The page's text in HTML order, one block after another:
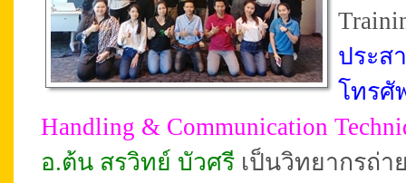
ประส
โทรศั
Handling & Communication
อ.ต้น สรวิทย์ บัวศรี เป็นวิทยากรถ่